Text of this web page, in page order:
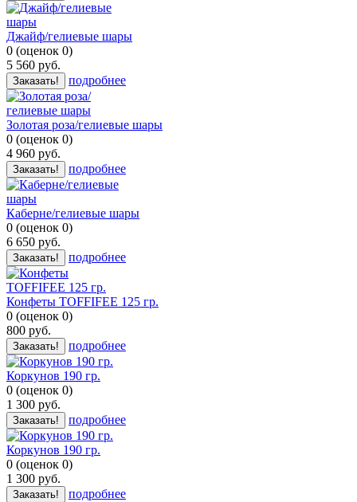
Джайф/гелиевые шары
0 (оценок 0)
5 560 руб.
Заказать! подробнее
Золотая роза/гелиевые шары
0 (оценок 0)
4 960 руб.
Заказать! подробнее
Каберне/гелиевые шары
0 (оценок 0)
6 650 руб.
Заказать! подробнее
Конфеты TOFFIFEE 125 гр.
0 (оценок 0)
800 руб.
Заказать! подробнее
Коркунов 190 гр.
0 (оценок 0)
1 300 руб.
Заказать! подробнее
Коркунов 190 гр.
0 (оценок 0)
1 300 руб.
Заказать! подробнее